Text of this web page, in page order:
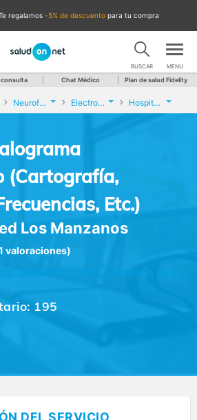
te regalamos -5% de descuento para tu compra
BUSCAR MENU
Chat Médico Plan de salud Fidelity
Neurofisiología Clínica Electroencefalograma Cuantificado (Cartografía, Reparto de Frecuencias, Etc.) Hospital Viamed Los Manzanos
(Cartografía,
Etc.)
Los Manzanos
valoraciones)
195